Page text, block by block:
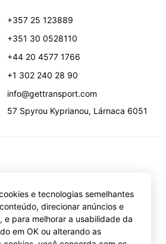
+357 25 123889
+351 30 0528110
+44 20 4577 1766
+1 302 240 28 90
info@gettransport.com
57 Spyrou Kyprianou, Lárnaca 6051
Limited. GetTransport®
e tecnologias semelhantes
direcionar anúncios e
e para melhorar a usabilidade da
em OK ou alterando as